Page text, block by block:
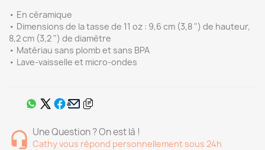
• En céramique
• Dimensions de la tasse de 11 oz : 9,6 cm (3,8 ") de hauteur,
8,2 cm (3,2 ") de diamètre
• Matériau sans plomb et sans BPA
• Lave-vaisselle et micro-ondes
Une Question ? On est là !
Cathy vous répond personnellement sous 24h